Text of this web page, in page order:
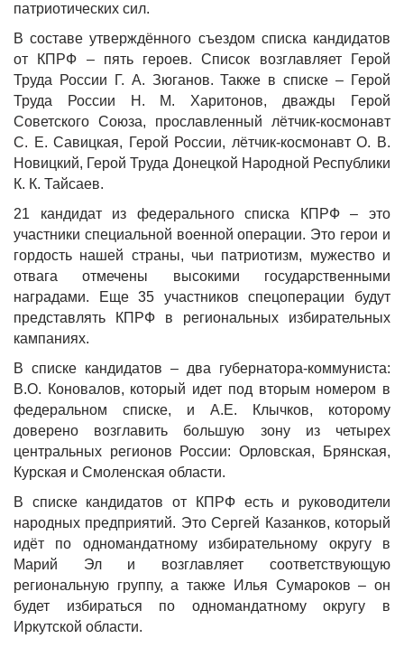
патриотических сил.
В составе утверждённого съездом списка кандидатов
от КПРФ – пять героев. Список возглавляет Герой
Труда России Г. А. Зюганов. Также в списке – Герой
Труда России Н. М. Харитонов, дважды Герой
Советского Союза, прославленный лётчик-космонавт
С. Е. Савицкая, Герой России, лётчик-космонавт О. В.
Новицкий, Герой Труда Донецкой Народной Республики
К. К. Тайсаев.
21 кандидат из федерального списка КПРФ – это
участники специальной военной операции. Это герои и
гордость нашей страны, чьи патриотизм, мужество и
отвага отмечены высокими государственными
наградами. Еще 35 участников спецоперации будут
представлять КПРФ в региональных избирательных
кампаниях.
В списке кандидатов – два губернатора-коммуниста:
В.О. Коновалов, который идет под вторым номером в
федеральном списке, и А.Е. Клычков, которому
доверено возглавить большую зону из четырех
центральных регионов России: Орловская, Брянская,
Курская и Смоленская области.
В списке кандидатов от КПРФ есть и руководители
народных предприятий. Это Сергей Казанков, который
идёт по одномандатному избирательному округу в
Марий Эл и возглавляет соответствующую
региональную группу, а также Илья Сумароков – он
будет избираться по одномандатному округу в
Иркутской области.